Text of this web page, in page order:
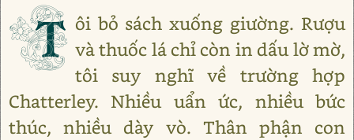
T ôi bỏ sách xuống giường. Rượu
và thuốc lá chỉ còn in dấu lờ mờ,
tôi suy nghĩ về trường hợp
Chatterley. Nhiều uẩn ức, nhiều bức
thúc, nhiều dày vò. Thân phận con